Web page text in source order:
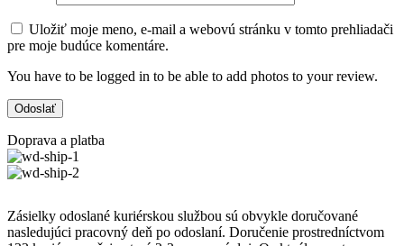
Uložiť moje meno, e-mail a webovú stránku v tomto prehliadači
pre moje budúce komentáre.
You have to be logged in to be able to add photos to your review.
Doprava a platba
Zásielky odoslané kuriérskou službou sú obvykle doručované
nasledujúci pracovný deň po odoslaní. Doručenie prostredníctvom